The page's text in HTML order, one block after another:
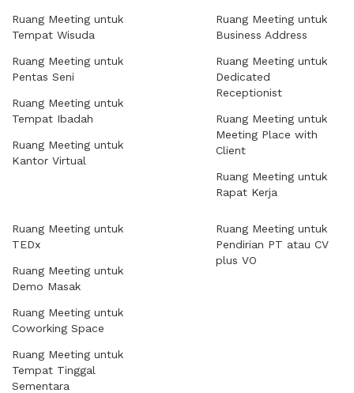
Ruang Meeting untuk
Tempat Wisuda
Ruang Meeting untuk
Pentas Seni
Ruang Meeting untuk
Tempat Ibadah
Ruang Meeting untuk
Kantor Virtual
Ruang Meeting untuk
Business Address
Ruang Meeting untuk
Dedicated
Receptionist
Ruang Meeting untuk
Meeting Place with
Client
Ruang Meeting untuk
Rapat Kerja
Ruang Meeting untuk
TEDx
Ruang Meeting untuk
Demo Masak
Ruang Meeting untuk
Coworking Space
Ruang Meeting untuk
Tempat Tinggal
Sementara
Ruang Meeting untuk
Pendirian PT atau CV
plus VO